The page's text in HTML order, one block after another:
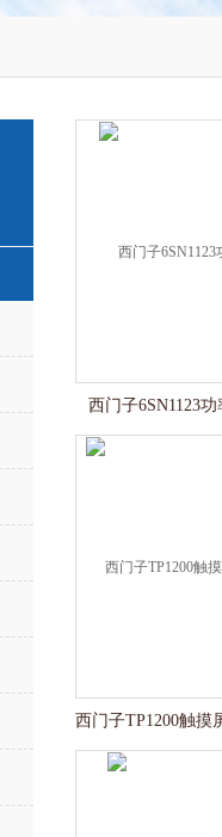
西门子6SN1123